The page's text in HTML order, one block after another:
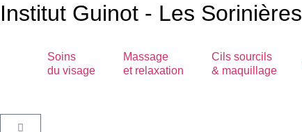
Institut Guinot - Les Sorinières
Soins
du visage
Massage
et relaxation
Cils sourcils
& maquillage